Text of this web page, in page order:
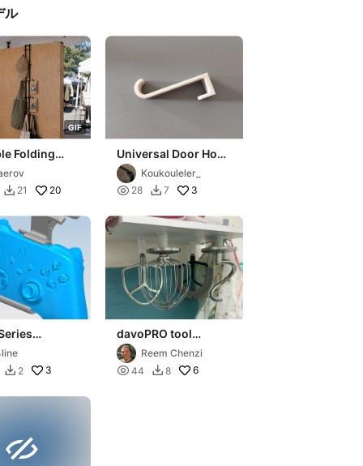
ル
GIF
Folding
Rack
 21 20
Universal Door Hook
for Coats, Bags &
TowelsKoukouleler_
 28  7 3
Holder
 2 3
davoPRO tool
hangerReem Chenzi
 44  8 6
